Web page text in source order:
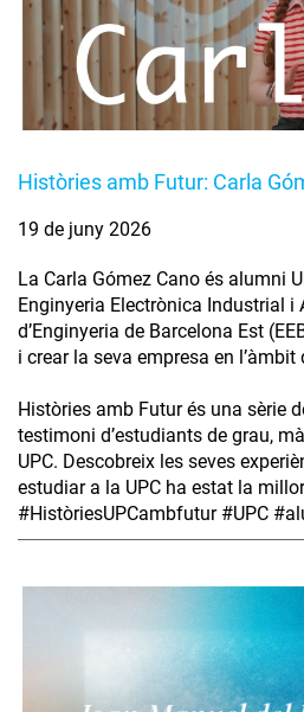
Històries amb Futur: Carla
19 de juny 2026
La Carla Gómez Cano és alumni
Enginyeria Electrònica Industrial i
d’Enginyeria de Barcelona Est
i crear la seva empresa en
Històries amb Futur és una sèrie
testimoni d’estudiants de grau,
UPC. Descobreix les seves
estudiar a la UPC ha estat la
#HistòriesUPCambfutur #UPC